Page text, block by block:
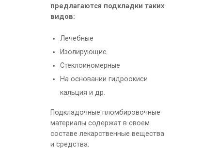
предлагаются подкладки таких
видов:
Лечебные
Изолирующие
Стеклоиномерные
На основании гидроокиси
кальция и др.
Подкладочные пломбировочные
материалы содержат в своем
составе лекарственные вещества
и средства.